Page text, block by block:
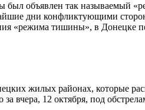
был объявлен так называемый
дни конфликтующими
«режима тишины», в Донецке
жилых районах, которые
за вчера, 12 октября, под